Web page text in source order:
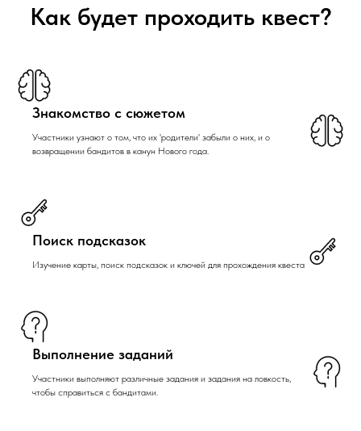
Как будет проходить квест?
Знакомство с сюжетом
Участники узнают о том, что их 'родители' забыли о них, и о
возвращении бандитов в канун Нового года.
Поиск подсказок
Изучение карты, поиск подсказок и ключей для прохождения квеста
Выполнение заданий
Участники выполняют различные задания и задания на ловкость,
чтобы справиться с бандитами.